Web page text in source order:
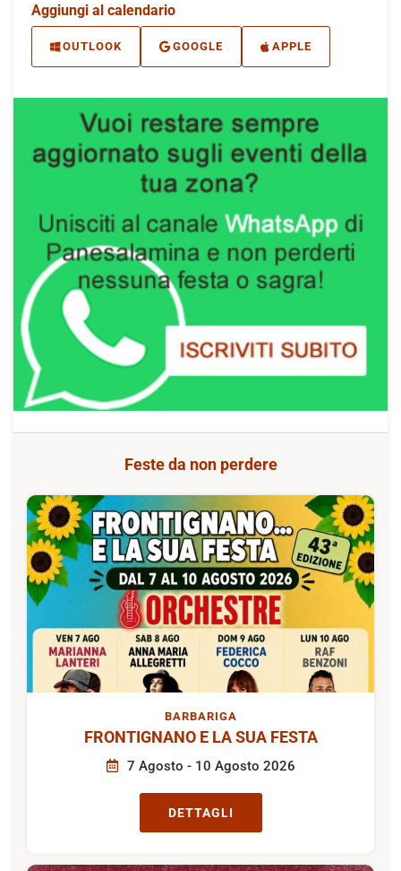
Aggiungi al calendario
OUTLOOK GOOGLE APPLE
Feste da non perdere
BARBARIGA
FRONTIGNANO E LA SUA FESTA
7 Agosto - 10 Agosto 2026
DETTAGLI